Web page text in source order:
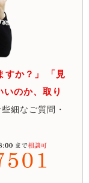
すか？」 「見
のか、取り
細なご質問・